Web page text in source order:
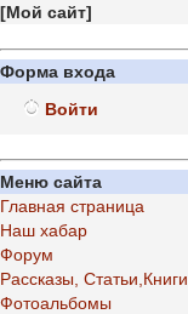
[Мой сайт]
Форма входа
Войти
Меню сайта
Главная страница
Наш хабар
Форум
Рассказы, Статьи,Книги.
Фотоальбомы